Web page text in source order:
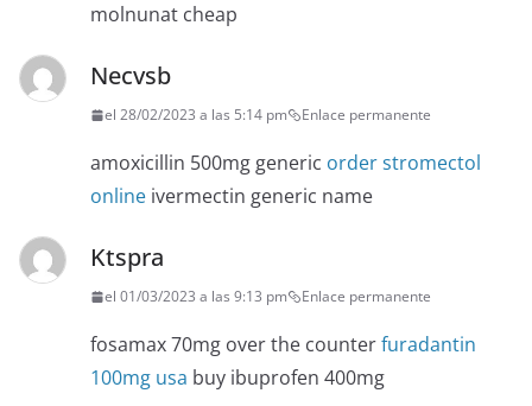
molnunat cheap
Necvsb
el 28/02/2023 a las 5:14 pm Enlace permanente
amoxicillin 500mg generic order stromectol
online ivermectin generic name
Ktspra
el 01/03/2023 a las 9:13 pm Enlace permanente
fosamax 70mg over the counterfuradantin
100mg usa buy ibuprofen 400mg